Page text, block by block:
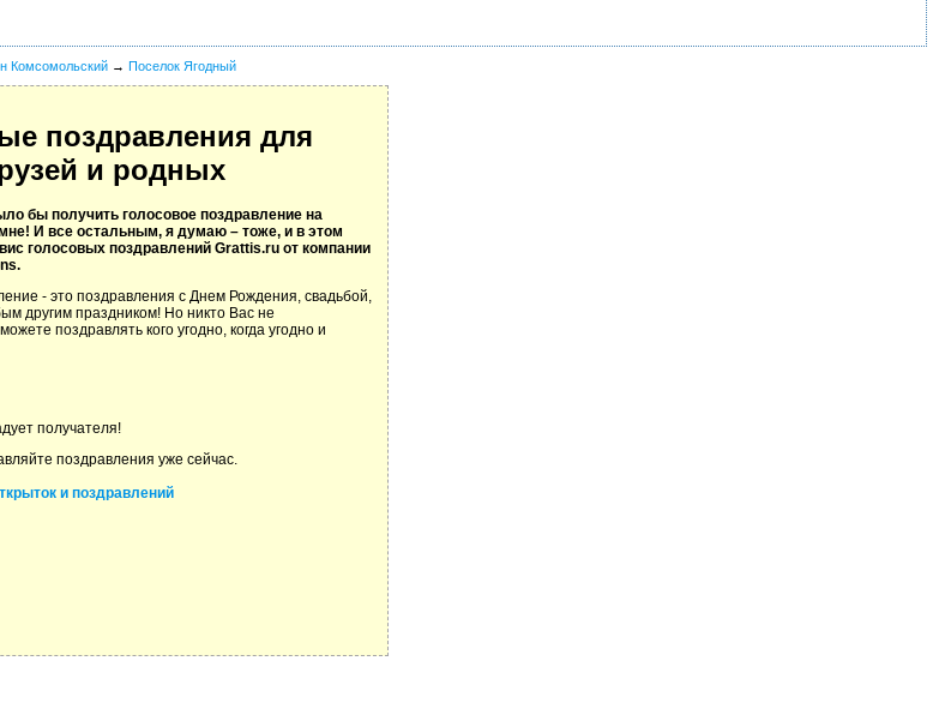
Комсомольский → Поселок Ягодный
поздравления для
и родных
бы получить голосовое поздравление на
И все остальным, я думаю – тоже, и в этом
голосовых поздравлений Grattis.ru от компании
- это поздравления с Днем Рождения, свадьбой,
другим праздником! Но никто Вас не
поздравлять кого угодно, когда угодно и
получателя!
поздравления уже сейчас.
и поздравлений